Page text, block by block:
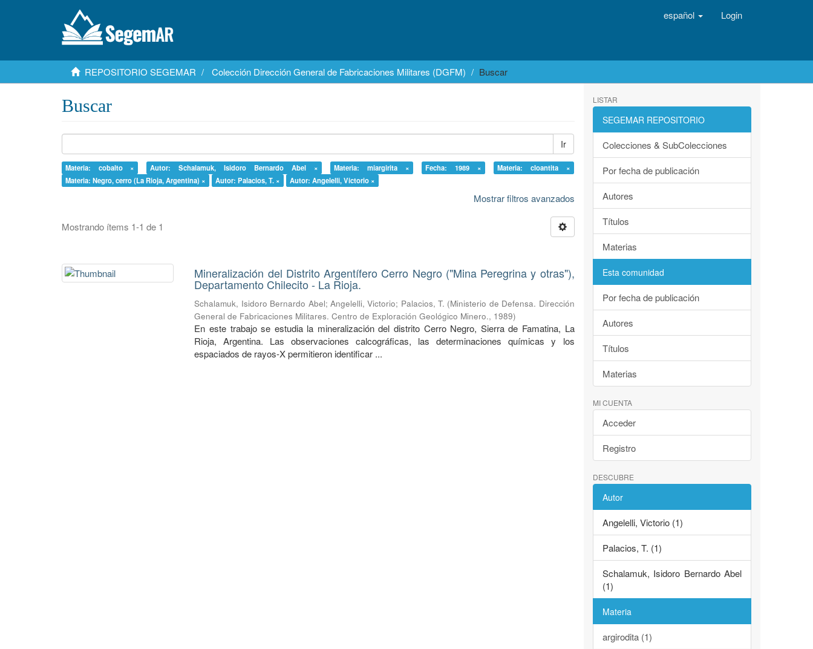
español Login
REPOSITORIO SEGEMAR Colección Dirección General de Fabricaciones Militares (DGFM) Buscar
Buscar
Ir
Materia: cobalto × Autor: Schalamuk, Isidoro Bernardo Abel × Materia: miargirita × Fecha: 1989 ×
Materia: cloantita ×
Materia: Negro, cerro (La Rioja, Argentina) ×
Autor: Palacios, T. × Autor: Angelelli, Victorio ×
Mostrar filtros avanzados
Mostrando ítems 1-1 de 1
Mineralización del Distrito Argentífero Cerro Negro ("Mina Peregrina y otras"),
Departamento Chilecito - La Rioja.
Schalamuk, Isidoro Bernardo Abel; Angelelli, Victorio; Palacios, T. (Ministerio de Defensa. Dirección
General de Fabricaciones Militares. Centro de Exploración Geológico Minero., 1989)
En este trabajo se estudia la mineralización del distrito Cerro Negro, Sierra de Famatina, La
Rioja, Argentina. Las observaciones calcográficas, las determinaciones químicas y los
espaciados de rayos-X permitieron identificar ...
LISTAR
SEGEMAR REPOSITORIO
Colecciones & SubColecciones
Por fecha de publicación
Autores
Títulos
Materias
Esta comunidad
Por fecha de publicación
Autores
Títulos
Materias
MI CUENTA
Acceder
Registro
DESCUBRE
Autor
Angelelli, Victorio (1)
Palacios, T. (1)
Schalamuk, Isidoro Bernardo Abel
(1)
Materia
argirodita (1)